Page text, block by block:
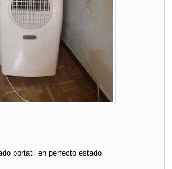
portatil en perfecto estado